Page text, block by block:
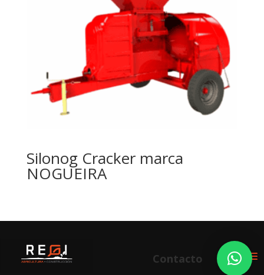
Silonog Cracker marca
NOGUEIRA
Contacto